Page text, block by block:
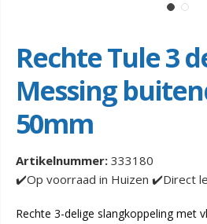
Rechte Tule 3
Messing
50mm
Artikelnummer: 333180
✔️Op voorraad in Huizen ✔️Direct
Rechte 3-delige slangkoppeling met